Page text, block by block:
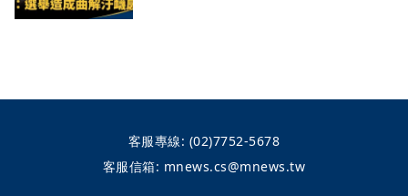
客服專線: (02)7752-5678
客服信箱: mnews.cs@mnews.tw